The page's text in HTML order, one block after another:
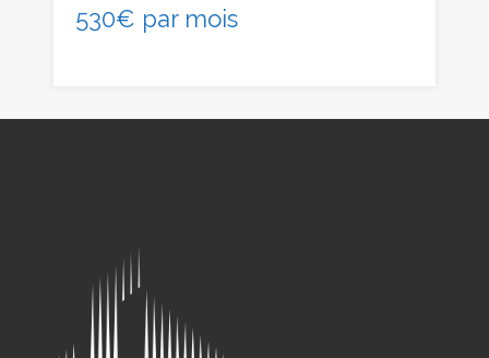
530€ par mois